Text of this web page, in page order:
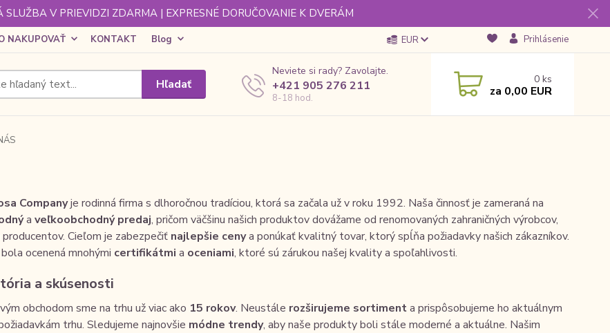
SLUŽBA V PRIEVIDZI ZDARMA | EXPRESNÉ DORUČOVANIE K DVERÁM
NAKUPOVAŤ KONTAKT Blog EUR Prihlásenie
Hľadať
Neviete si rady? Zavolajte.
+421 905 276 211
8-18 hod.
0 ks
za 0,00 EUR
Companyje rodinná firma s dlhoročnou tradíciou, ktorá sa začala už v roku 1992. Naša činnosť je zameraná na
a veľkoobchodný predaj, pričom väčšinu našich produktov dovážame od renomovaných zahraničných výrobcov,
Cieľom je zabezpečiť najlepšie cenya ponúkať kvalitný tovar, ktorý spĺňa požiadavky našich zákazníkov.
ocenená mnohými certifikátmi a oceniami, ktoré sú zárukou našej kvality a spoľahlivosti.
a skúsenosti
obchodom sme na trhu už viac ako 15 rokov. Neustále rozširujeme sortimenta prispôsobujeme ho aktuálnym
trhu. Sledujeme najnovšie módne trendy, aby naše produkty boli stále moderné a aktuálne. Našim